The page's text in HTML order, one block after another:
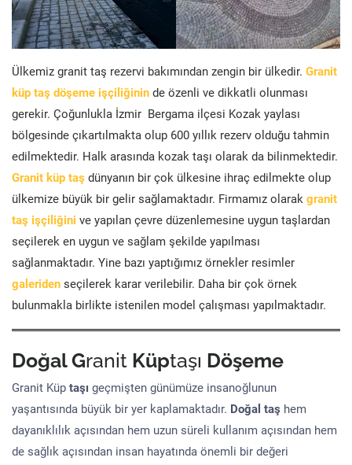
Ülkemiz granit taş rezervi bakımından zengin bir ülkedir. Granit
küp taş döşeme işçiliğinin de özenli ve dikkatli olunması
gerekir. Çoğunlukla İzmir Bergama ilçesi Kozak yaylası
bölgesinde çıkartılmakta olup 600 yıllık rezerv olduğu tahmin
edilmektedir. Halk arasında kozak taşı olarak da bilinmektedir.
Granit küp taş dünyanın bir çok ülkesine ihraç edilmekte olup
ülkemize büyük bir gelir sağlamaktadır. Firmamız olarak granit
taş işçiliğini ve yapılan çevre düzenlemesine uygun taşlardan
seçilerek en uygun ve sağlam şekilde yapılması
sağlanmaktadır. Yine bazı yaptığımız örnekler resimler
galeriden seçilerek karar verilebilir. Daha bir çok örnek
bulunmakla birlikte istenilen model çalışması yapılmaktadır.
Doğal Granit Küptaşı Döşeme
Granit Küp taşı geçmişten günümüze insanoğlunun
yaşantısında büyük bir yer kaplamaktadır. Doğal taş hem
dayanıklılık açısından hem uzun süreli kullanım açısından hem
de sağlık açısından insan hayatında önemli bir değeri